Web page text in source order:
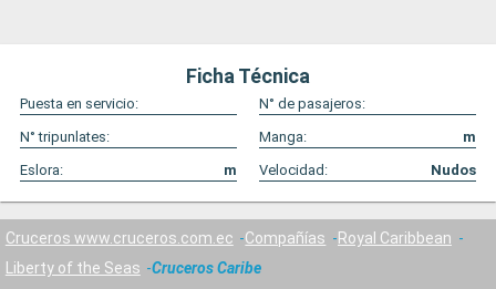
Ficha Técnica
Puesta en servicio:
N° de pasajeros:
N° tripunlates:
Manga:
m
Eslora:
m Velocidad: Nudos
Cruceros www.cruceros.com.ec Compañías
Royal Caribbean
Liberty of the Seas
Cruceros Caribe